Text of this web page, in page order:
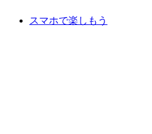
スマホで楽しもう